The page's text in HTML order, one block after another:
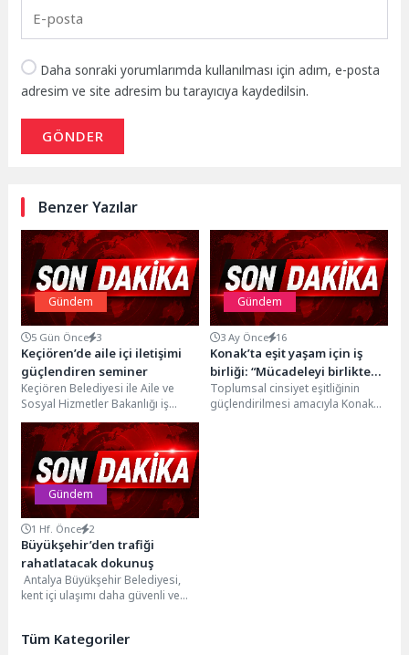
Daha sonraki yorumlarımda kullanılması için adım, e-posta
adresim ve site adresim bu tarayıcıya kaydedilsin.
GÖNDER
Benzer Yazılar
Gündem
5 Gün Önce 3
Keçiören’de aile içi iletişimi
güçlendiren seminer
Keçiören Belediyesi ile Aile ve
Sosyal Hizmetler Bakanlığı iş
birliğinde, Güngörmüşler
Konağı’nda “Aile İçi İletişimin...
Gündem
3 Ay Önce 16
Konak’ta eşit yaşam için iş
birliği: “Mücadeleyi birlikte
büyüteceğiz”
Toplumsal cinsiyet eşitliğinin
güçlendirilmesi amacıyla Konak
Gündem
1 Hf. Önce 2
Büyükşehir’den trafiği
rahatlatacak dokunuş
Antalya Büyükşehir Belediyesi,
kent içi ulaşımı daha güvenli ve
Tüm Kategoriler